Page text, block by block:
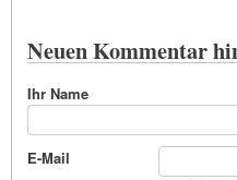
Neuen Kommentar
Ihr Name
E-Mail